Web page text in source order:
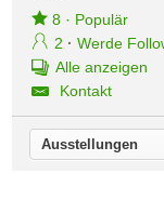
8· Populär
2 · Werde
Alle anzeigen
Kontakt
Ausstellungen